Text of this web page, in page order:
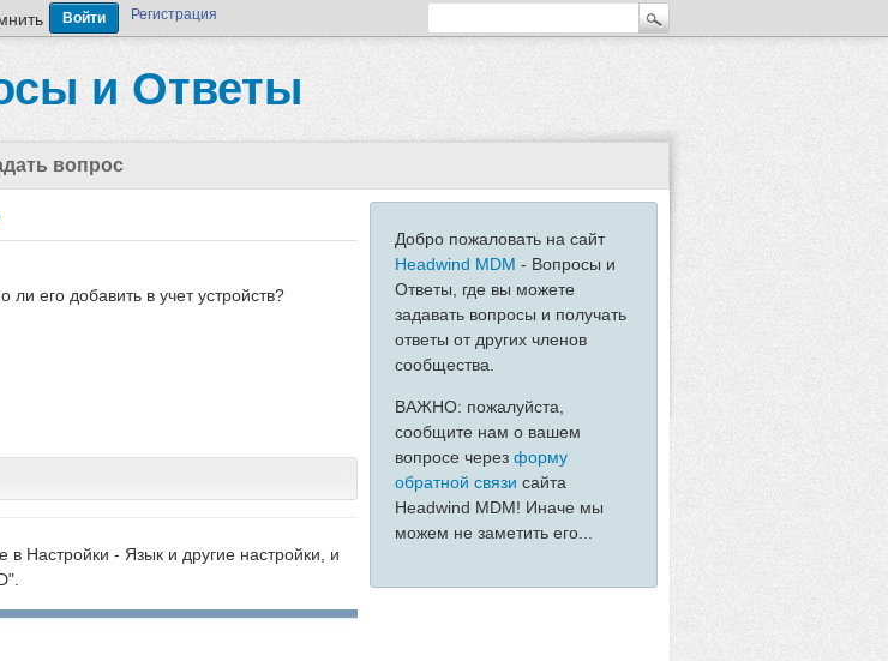
Регистрация
и Ответы
вопрос
Добро пожаловать на сайт
Headwind MDM - Вопросы и
Ответы, где вы можете
задавать вопросы и получать
ответы от других членов
сообщества.
ВАЖНО: пожалуйста,
сообщите нам о вашем
вопросе через форму
обратной связи сайта
Headwind MDM! Иначе мы
можем не заметить его...
его добавить в учет устройств?
Настройки - Язык и другие настройки, и